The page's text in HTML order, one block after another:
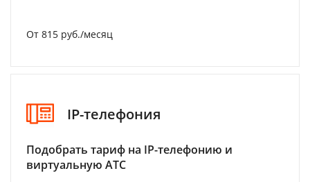
От 815 руб./месяц
IP-телефония
Подобрать тариф на IP-телефонию и
виртуальную АТС